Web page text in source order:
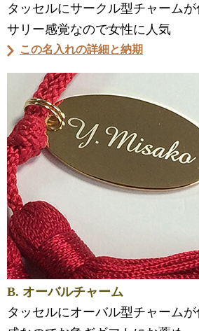
タッセルにサークル型チャーム
サリー感覚なので女性に人気
この名入れの詳細と納期
B. オーバルチャーム
タッセルにオーバル型チャーム